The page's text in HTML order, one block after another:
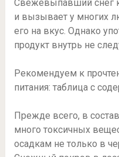
Свежевыпавший снег
и вызывает у многих
его на вкус. Однако
продукт внутрь не
Рекомендуем к
питания: таблица с
Прежде всего, в
много токсичных
осадкам не только в